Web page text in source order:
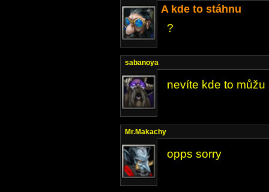
A kde to stáhnu
?
sabanoya
nevíte kde to můžu
Mr.Makachy
opps sorry